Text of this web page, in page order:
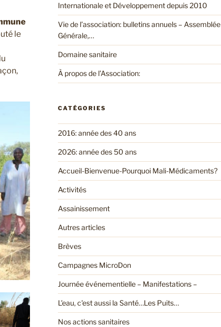
le
Internationale et Développement depuis 2010
Vie de l’association: bulletins annuels – Assemblée
Générale,…
Domaine sanitaire
À propos de l’Association:
CATÉGORIES
2016: année des 40 ans
2026: année des 50 ans
Accueil-Bienvenue-Pourquoi Mali-Médicaments?
Activités
Assainissement
Autres articles
Brèves
Campagnes MicroDon
Journée événementielle – Manifestations –
L'eau, c'est aussi la Santé…Les Puits…
Nos actions sanitaires